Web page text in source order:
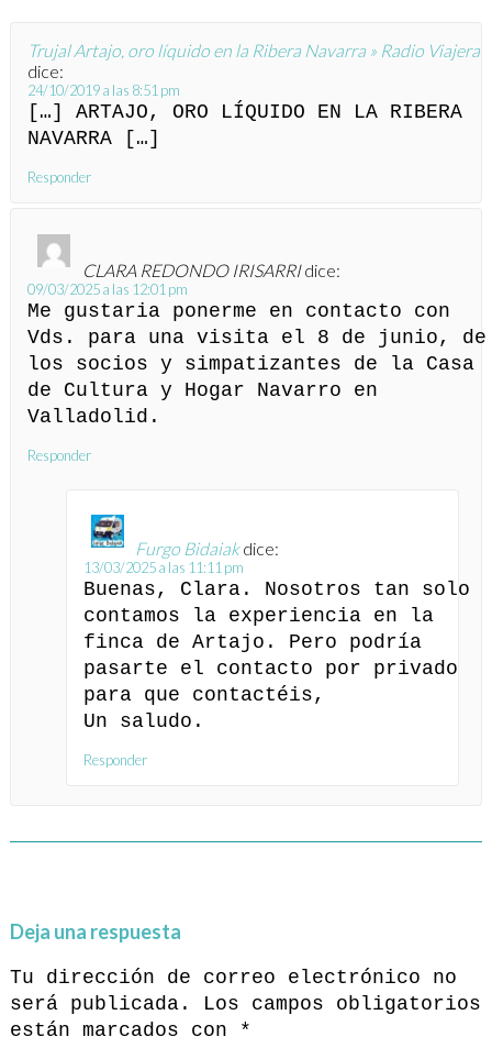
Trujal Artajo, oro líquido en la Ribera Navarra » Radio Viajera
dice:
24/10/2019 a las 8:51 pm
[…] ARTAJO, ORO LÍQUIDO EN LA RIBERA
NAVARRA […]
Responder
CLARA REDONDO IRISARRI dice:
09/03/2025 a las 12:01 pm
Me gustaria ponerme en contacto con
Vds. para una visita el 8 de junio, de
los socios y simpatizantes de la Casa
de Cultura y Hogar Navarro en
Valladolid.
Responder
Furgo Bidaiak dice:
13/03/2025 a las 11:11 pm
Buenas, Clara. Nosotros tan solo
contamos la experiencia en la
finca de Artajo. Pero podría
pasarte el contacto por privado
para que contactéis,
Un saludo.
Responder
Deja una respuesta
Tu dirección de correo electrónico no
será publicada.
Los campos obligatorios
están marcados con
*